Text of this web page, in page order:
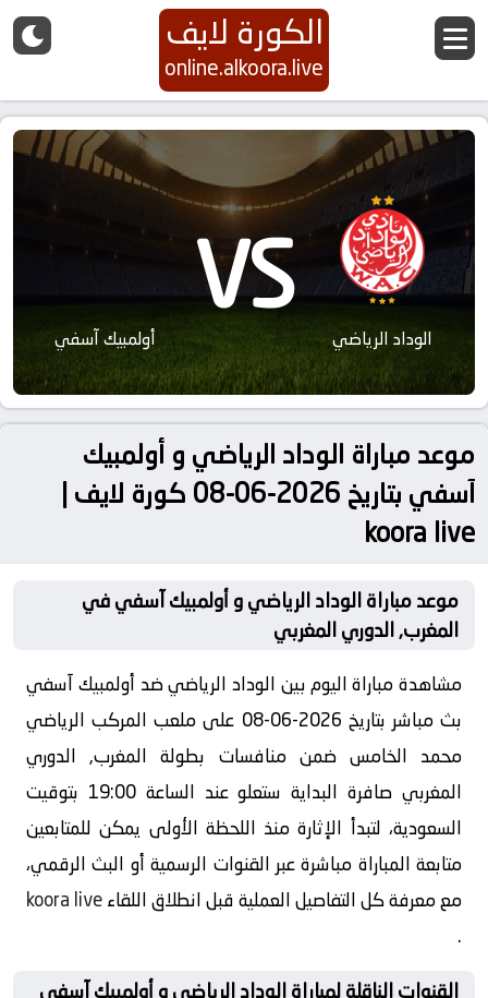
الكورة لايف
online.alkoora.live
الوداد الرياضي VS أولمبيك آسفي
موعد مباراة الوداد الرياضي و أولمبيك
آسفي بتاريخ 2026-06-08 كورة لايف |
koora live
موعد مباراة الوداد الرياضي و أولمبيك آسفي في
المغرب, الدوري المغربي
مشاهدة مباراة اليوم بين الوداد الرياضي ضد أولمبيك آسفي
بث مباشر بتاريخ 2026-06-08 على ملعب المركب الرياضي
محمد الخامس ضمن منافسات بطولة المغرب, الدوري
المغربي صافرة البداية ستعلو عند الساعة 19:00 بتوقيت
السعودية، لتبدأ الإثارة منذ اللحظة الأولى يمكن للمتابعين
متابعة المباراة مباشرة عبر القنوات الرسمية أو البث الرقمي،
مع معرفة كل التفاصيل العملية قبل انطلاق اللقاءkoora live
.
القنوات الناقلة لمباراة الوداد الرياضي و أولمبيك آسفي